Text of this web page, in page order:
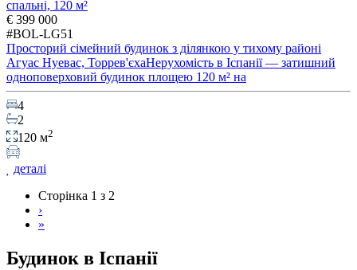
спальні, 120 м²
€ 399 000
#BOL-LG51
Просторий сімейний будинок з ділянкою у тихому районі
Агуас Нуевас, Торрев'єхаНерухомість в Іспанії — затишний
одноповерховий будинок площею 120 м² на
4
2
120 м2
деталі
Сторінка 1 з 2
›
»
Будинок в Іспанії